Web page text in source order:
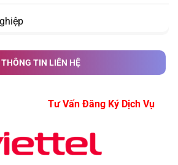
THÔNG TIN LIÊN HỆ
Tư Vấn Đăng Ký Dịch